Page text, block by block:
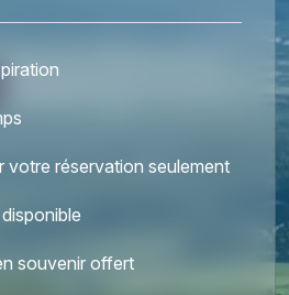
votre réservation seulement
souvenir offert